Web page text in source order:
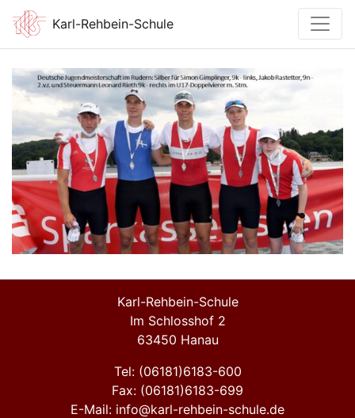
Karl-Rehbein-Schule
Karl-Rehbein-Schule
Im Schlosshof 2
63450 Hanau
Tel: (06181)6183-600
Fax: (06181)6183-699
E-Mail: info@karl-rehbein-schule.de